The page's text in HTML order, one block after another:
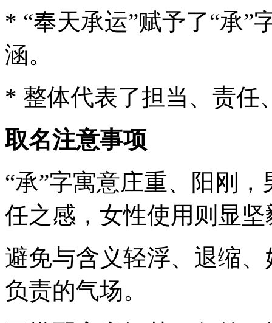
* “奉天承运”赋予了“承”
涵。
* 整体代表了担当、责任
取名注意事项
“承”字寓意庄重、阳刚
任之感，女性使用则显
避免与含义轻浮、退缩
负责的气场。